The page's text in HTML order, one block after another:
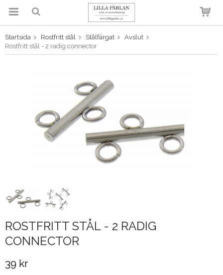
Produkten har blivit tillagd i
varukorgen
Startsida Rostfritt stål Stålfärgat
Avslut
Rostfritt stål - 2 radig connector
ROSTFRITT STÅL - 2 RADIG
CONNECTOR
39 kr